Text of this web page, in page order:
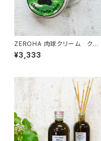
ZEROHA 肉球クリーム クスノ
キの香りタイプ 犬猫用 約33
g
¥3,333